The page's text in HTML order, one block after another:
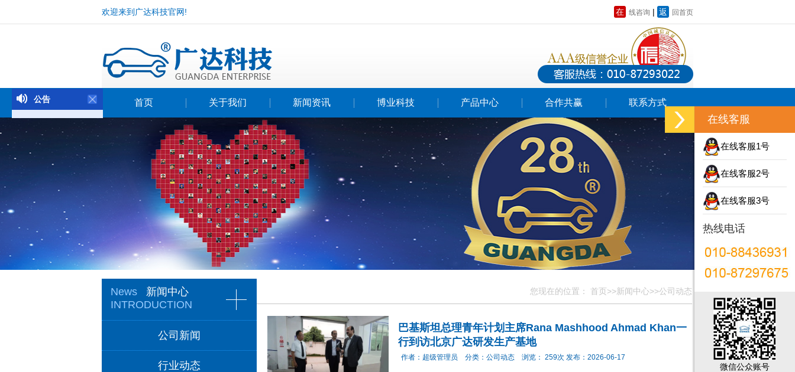
公告
在线客服
在线客服1号
在线客服2号
在线客服3号
热线电话
微信公众账号
欢迎来到广达科技官网! 在 线咨询 | 返 回首页
首页 关于我们 新闻资讯 博业科技 产品中心 合作共赢 联系方式
News
新闻中心
INTRODUCTION
公司新闻
行业动态
您现在的位置： 首页>>新闻中心>>公司动态
巴基斯坦总理青年计划主席Rana Mashhood Ahmad Khan一
行到访北京广达研发生产基地
作者： 超级管理员 分类： 公司动态 浏览： 259次 发布： 2026-06-17